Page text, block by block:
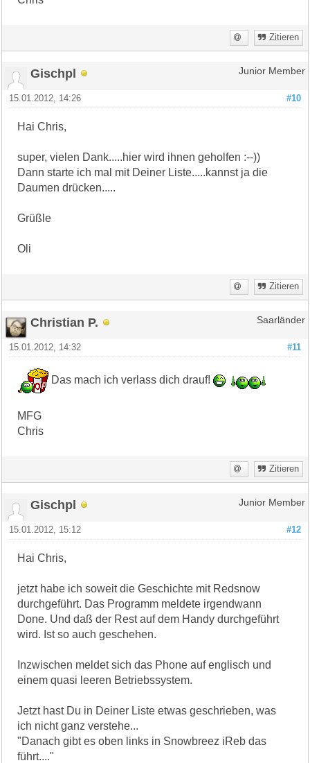
Zitieren
Gischpl Junior Member
#10
15.01.2012, 14:26
Hai Chris,
super, vielen Dank.....hier wird ihnen geholfen :--))
Dann starte ich mal mit Deiner Liste.....kannst ja die
Daumen drücken.....
Grüßle
Oli
Zitieren
Christian P. Saarländer
#11
15.01.2012, 14:32
Das mach ich verlass dich drauf!
MFG
Chris
Zitieren
Gischpl Junior Member
#12
15.01.2012, 15:12
Hai Chris,
jetzt habe ich soweit die Geschichte mit Redsnow
durchgeführt. Das Programm meldete irgendwann
Done. Und daß der Rest auf dem Handy durchgeführt
wird. Ist so auch geschehen.
Inzwischen meldet sich das Phone auf englisch und
einem quasi leeren Betriebssystem.
Jetzt hast Du in Deiner Liste etwas geschrieben, was
ich nicht ganz verstehe...
"Danach gibt es oben links in Snowbreez iReb das
führt...."